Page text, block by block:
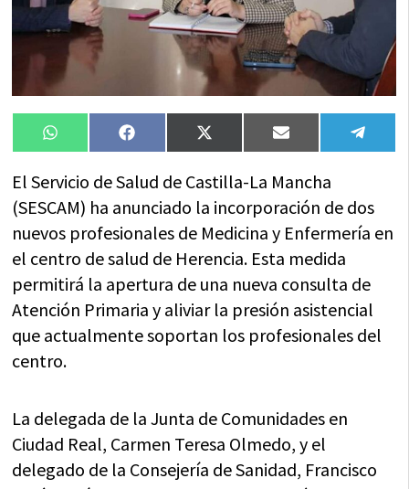
Compartir
en
WhatsAppCompartir
en
FacebookCompartir
en
X
(Twitter)
Compartir
en
Email
en
El Servicio de Salud de Castilla-La Mancha
(SESCAM) ha anunciado la incorporación de dos
nuevos profesionales de Medicina y Enfermería en
el centro de salud de Herencia. Esta medida
permitirá la apertura de una nueva consulta de
Atención Primaria y aliviar la presión asistencial
que actualmente soportan los profesionales del
centro.
La delegada de la Junta de Comunidades en
Ciudad Real, Carmen Teresa Olmedo, y el
delegado de la Consejería de Sanidad, Francisco